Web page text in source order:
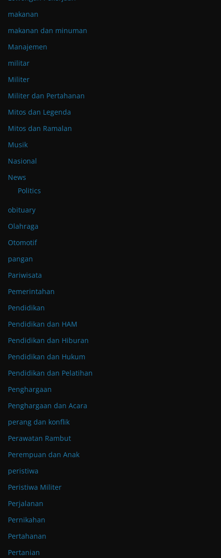
makanan
makanan dan minuman
Manajemen
militar
Militer
Militer dan Pertahanan
Mitos dan Legenda
Mitos dan Ramalan
Musik
Nasional
News
Politics
obituary
Olahraga
Otomotif
pangan
Pariwisata
Pemerintahan
Pendidikan
Pendidikan dan HAM
Pendidikan dan Hiburan
Pendidikan dan Hukum
Pendidikan dan Pelatihan
Penghargaan
Penghargaan dan Acara
perang dan konflik
Perawatan Rambut
Perempuan dan Anak
peristiwa
Peristiwa Militer
Perjalanan
Pernikahan
Pertahanan
Pertanian